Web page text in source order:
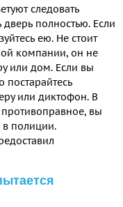
следовать
полностью. Если
ею. Не стоит
компании, он не
или дом. Если вы
постарайтесь
или диктофон. В
противоправное, вы
в полиции.